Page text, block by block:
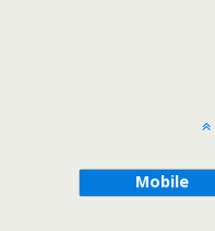
Mobile